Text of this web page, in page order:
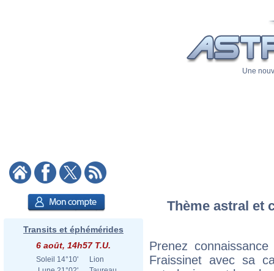
Une
Transits et éphémérides
6 août, 14h57 T.U.
Soleil 14°10'
Lion
Thème astral et
Prenez
Fraissinet avec sa